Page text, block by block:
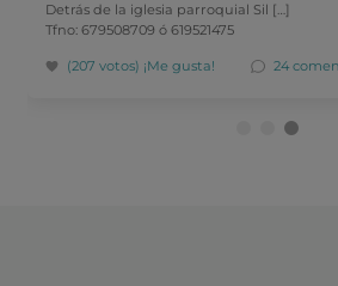
Detrás de la iglesia parroquial Sil […]
Tfno: 679508709 ó 619521475
(207 votos) ¡Me gusta! 24